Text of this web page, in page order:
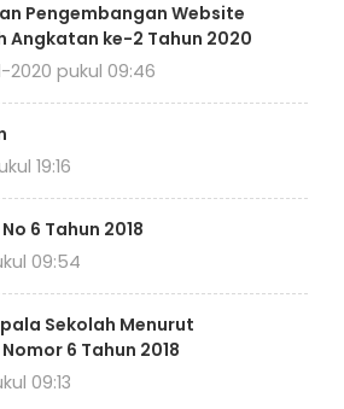
Pengembangan Website
Angkatan ke-2 Tahun 2020
2020 pukul 09:46
19:16
6 Tahun 2018
09:54
Sekolah Menurut
6 Tahun 2018
09:13